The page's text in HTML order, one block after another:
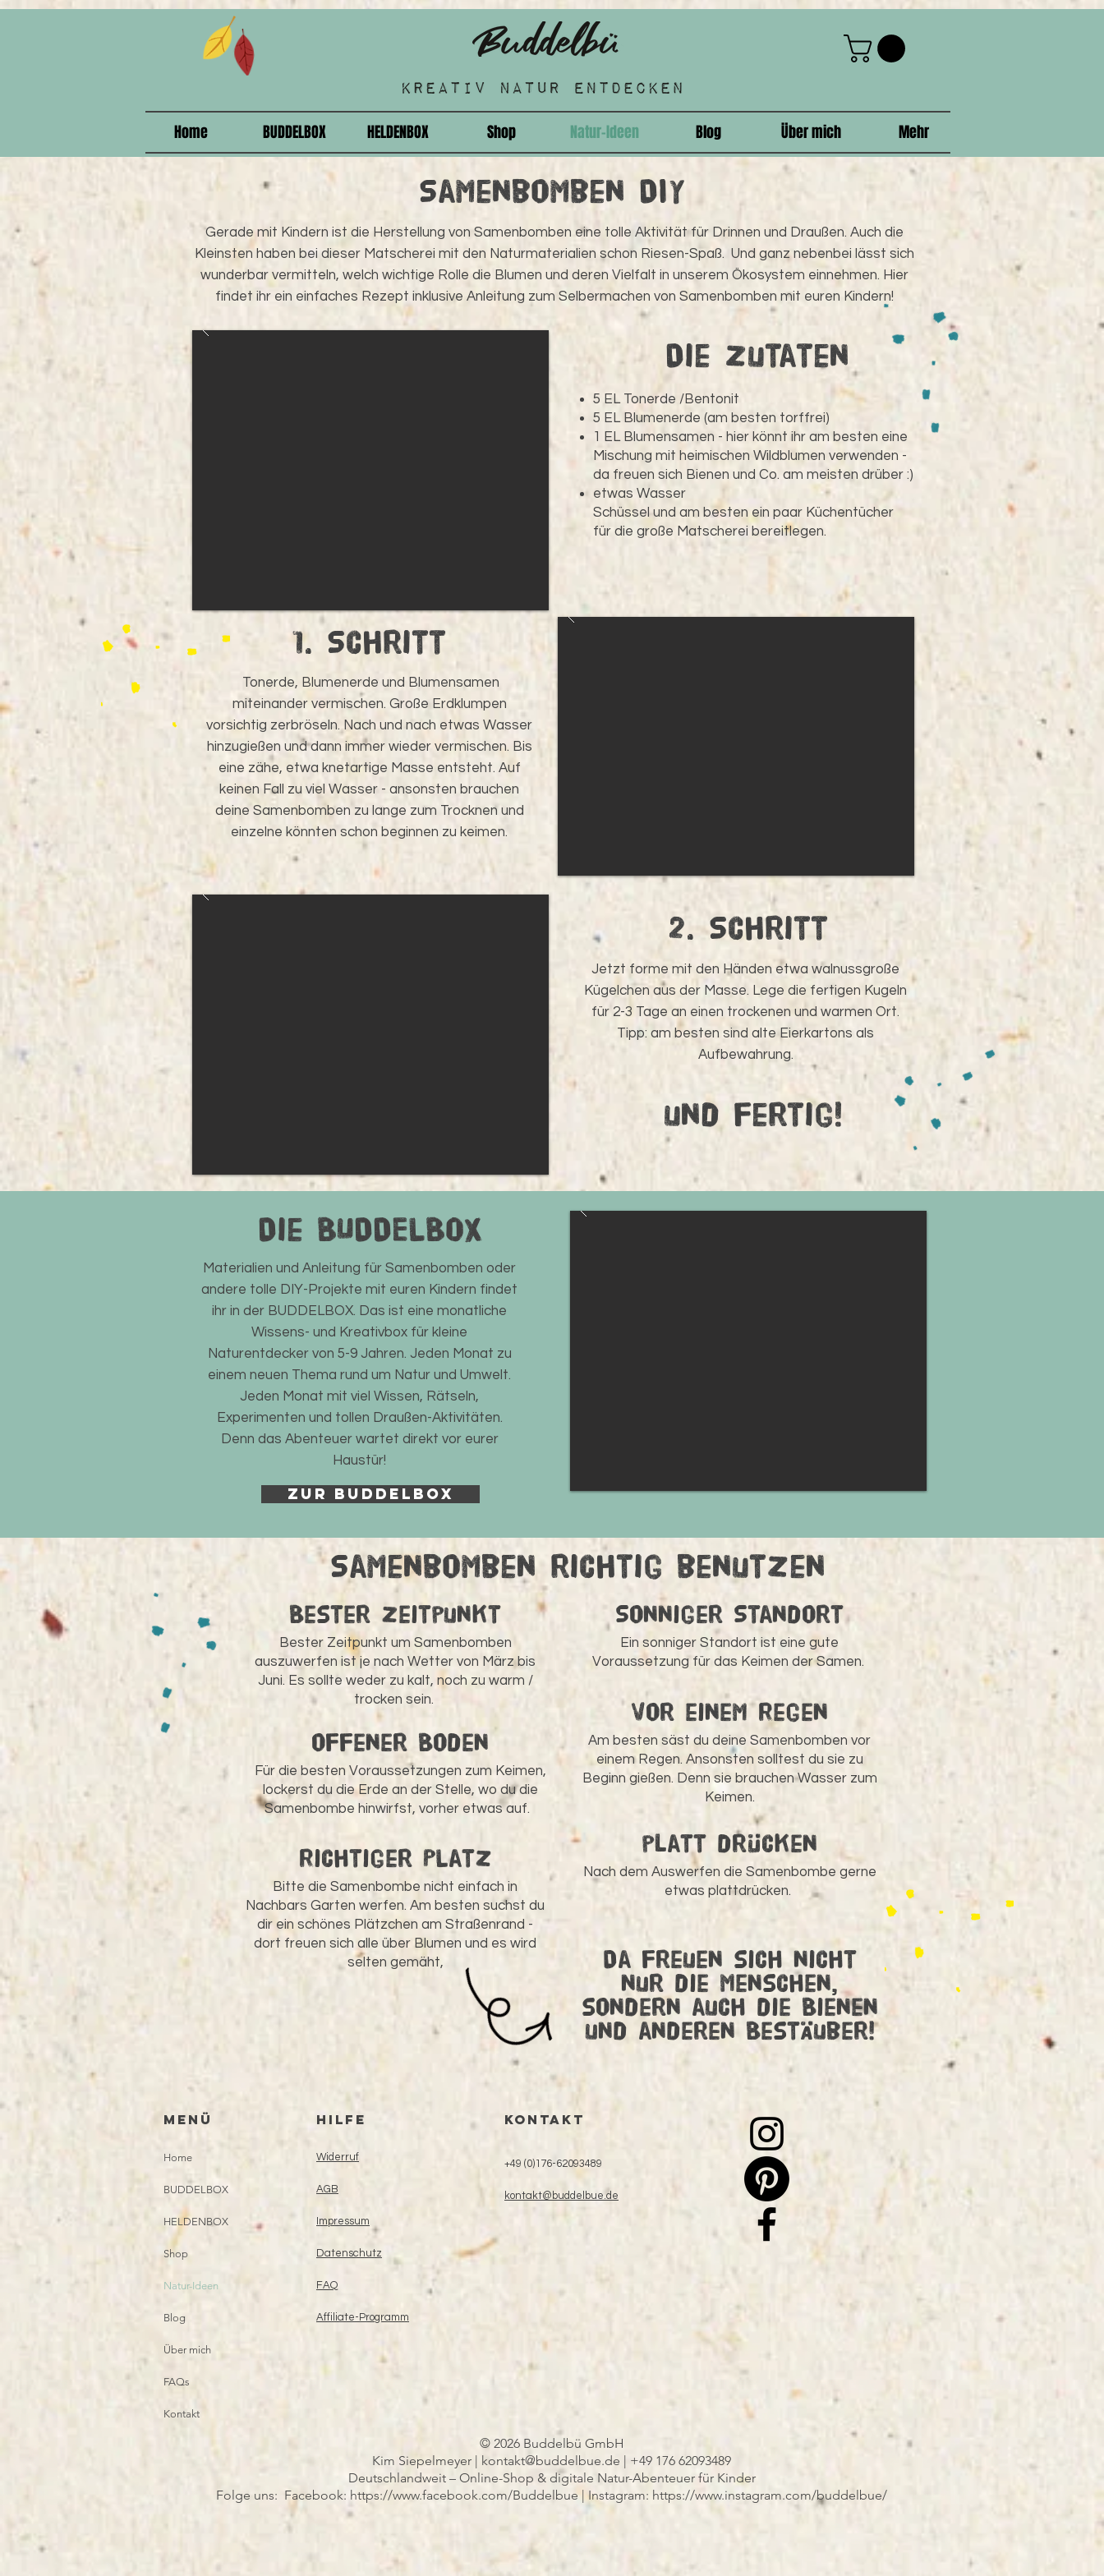
Home BUDDELBOX HELDENBOX Shop Natur-Ideen Blog Über mich Mehr
Die Zutaten
5 EL Tonerde /Bentonit
5 EL Blumenerde (am besten torffrei)
1 EL Blumensamen - hier könnt ihr am besten eine
Mischung mit heimischen Wildblumen verwenden -
da freuen sich Bienen und Co. am meisten drüber :)
etwas Wasser
Schüssel und am besten ein paar Küchentücher
für die große Matscherei bereitlegen.
1. Schritt
Tonerde, Blumenerde und Blumensamen
miteinander vermischen. Große Erdklumpen
vorsichtig zerbröseln. Nach und nach etwas Wasser
hinzugießen und dann immer wieder vermischen. Bis
eine zähe, etwa knetartige Masse entsteht. Auf
keinen Fall zu viel Wasser - ansonsten brauchen
deine Samenbomben zu lange zum Trocknen und
einzelne könnten schon beginnen zu keimen.
Samenbomben DIY
Gerade mit Kindern ist die Herstellung von Samenbomben eine tolle Aktivität für Drinnen und Draußen. Auch die
Kleinsten haben bei dieser Matscherei mit den Naturmaterialien schon Riesen-Spaß. Und ganz nebenbei lässt sich
wunderbar vermitteln, welch wichtige Rolle die Blumen und deren Vielfalt in unserem Ökosystem einnehmen. Hier
findet ihr ein einfaches Rezept inklusive Anleitung zum Selbermachen von Samenbomben mit euren Kindern!
2. Schritt
Jetzt forme mit den Händen etwa walnussgroße
Kügelchen aus der Masse. Lege die fertigen Kugeln
für 2-3 Tage an einen trockenen und warmen Ort.
Tipp: am besten sind alte Eierkartons als
Aufbewahrung.
und fertig!
Die BUDDELBOX
Materialien und Anleitung für Samenbomben oder
andere tolle DIY-Projekte mit euren Kindern findet
ihr in der BUDDELBOX. Das ist eine monatliche
Wissens- und Kreativbox für kleine
Naturentdecker von 5-9 Jahren. Jeden Monat zu
einem neuen Thema rund um Natur und Umwelt.
Jeden Monat mit viel Wissen, Rätseln,
Experimenten und tollen Draußen-Aktivitäten.
Denn das Abenteuer wartet direkt vor eurer
Haustür!
Zur BUDDElBOX
Samenbomben richtig benutzen
Bester Zeitpunkt
Bester Zeitpunkt um Samenbomben
auszuwerfen ist je nach Wetter von März bis
Juni. Es sollte weder zu kalt, noch zu warm /
trocken sein.
offener Boden
Für die besten Voraussetzungen zum Keimen,
lockerst du die Erde an der Stelle, wo du die
Samenbombe hinwirfst, vorher etwas auf.
Sonniger Standort
Ein sonniger Standort ist eine gute
Voraussetzung für das Keimen der Samen.
Vor einem Regen
Am besten säst du deine Samenbomben vor
einem Regen. Ansonsten solltest du sie zu
Beginn gießen. Denn sie brauchen Wasser zum
Keimen.
platt drücken
Nach dem Auswerfen die Samenbombe gerne
etwas plattdrücken.
Richtiger PLatz
Bitte die Samenbombe nicht einfach in
Nachbars Garten werfen. Am besten suchst du
dir ein schönes Plätzchen am Straßenrand -
dort freuen sich alle über Blumen und es wird
selten gemäht,
Da freuen sich nicht
nur die Menschen,
sondern auch die Bienen
und anderen Bestäuber!
Menü
Home
BUDDELBOX
HELDENBOX
Shop
Natur-Ideen
Blog
Über mich
FAQs
Kontakt
HILFE
Widerruf
AGB
Impressum
Datenschutz
FAQ
Affiliate-Programm
KONTAKT
+49 (0)176-62093489
kontakt@buddelbue.de
© 2026 Buddelbü GmbH
Kim Siepelmeyer | kontakt@buddelbue.de | +49 176 62093489
Deutschlandweit – Online-Shop & digitale Natur-Abenteuer für Kinder
Folge uns: Facebook: https://www.facebook.com/Buddelbue | Instagram: https://www.instagram.com/buddelbue/